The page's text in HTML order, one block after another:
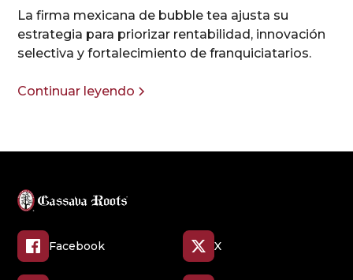
La firma mexicana de bubble tea ajusta su
estrategia para priorizar rentabilidad, innovación
selectiva y fortalecimiento de franquiciatarios.
Continuar leyendo
Facebook X